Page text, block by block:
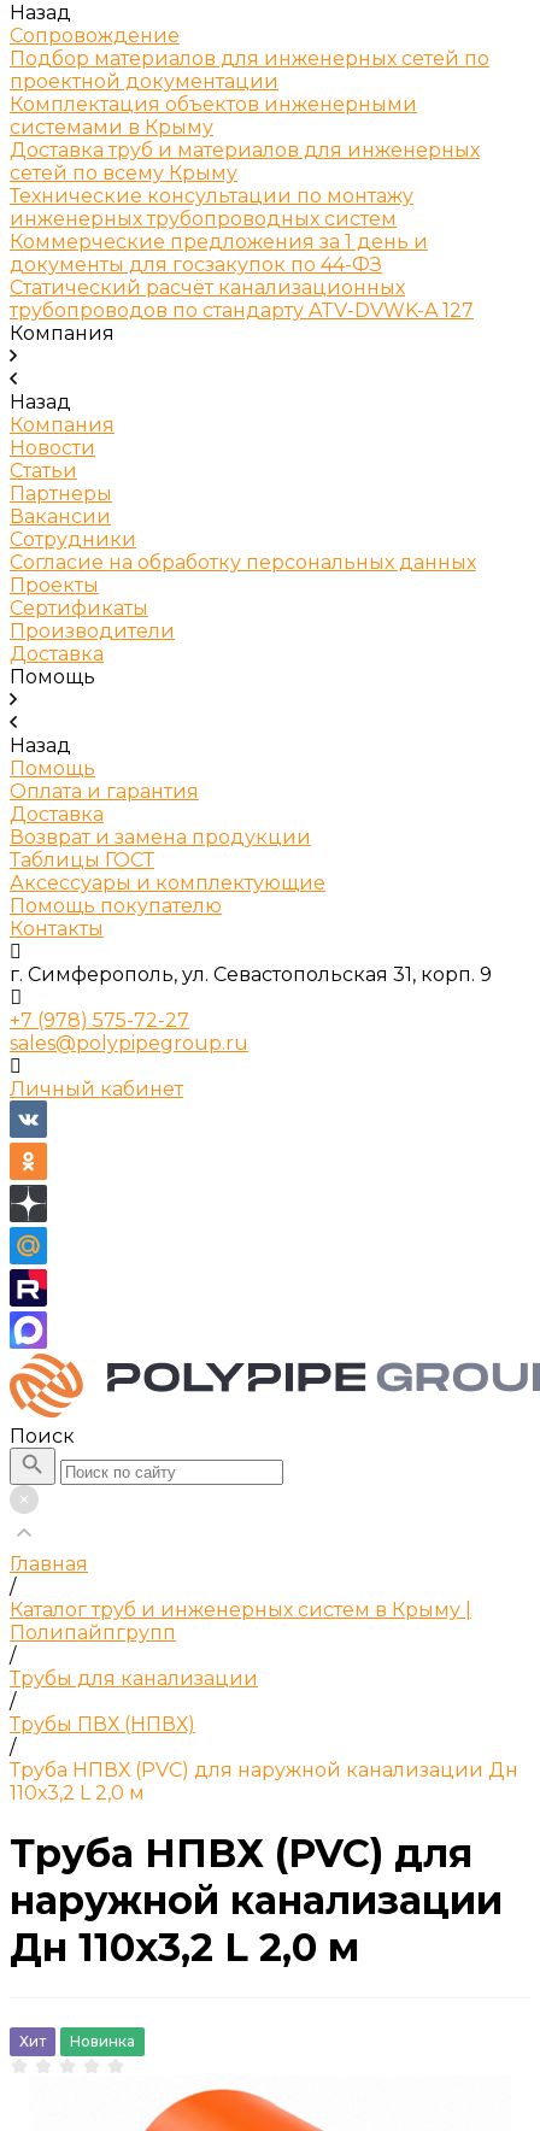
Назад
Сопровождение
Подбор материалов для инженерных сетей по
проектной документации
Комплектация объектов инженерными
системами в Крыму
Доставка труб и материалов для инженерных
сетей по всему Крыму
Технические консультации по монтажу
инженерных трубопроводных систем
Коммерческие предложения за 1 день и
документы для госзакупок по 44-ФЗ
Статический расчёт канализационных
трубопроводов по стандарту ATV-DVWK-A 127
Компания
Назад
Компания
Новости
Статьи
Партнеры
Вакансии
Сотрудники
Согласие на обработку персональных данных
Проекты
Сертификаты
Производители
Доставка
Помощь
Назад
Помощь
Оплата и гарантия
Доставка
Возврат и замена продукции
Таблицы ГОСТ
Аксессуары и комплектующие
Помощь покупателю
Контакты
г. Симферополь, ул. Севастопольская 31, корп. 9
+7 (978) 575-72-27
sales@polypipegroup.ru
Личный кабинет
Поиск
Главная
/
Каталог труб и инженерных систем в Крыму |
Полипайпгрупп
/
Трубы для канализации
/
Трубы ПВХ (НПВХ)
/
Труба НПВХ (PVC) для наружной канализации Дн
110х3,2 L 2,0 м
Труба НПВХ (PVC) для
наружной канализации
Дн 110х3,2 L 2,0 м
Хит Новинка